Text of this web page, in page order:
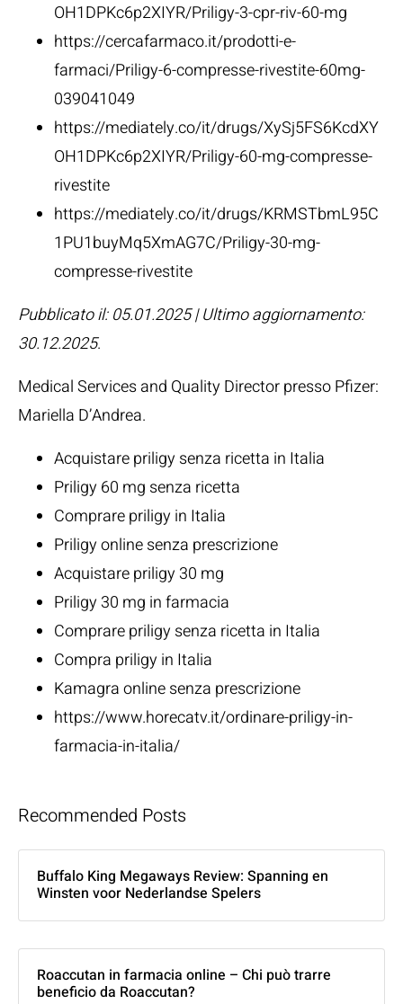
OH1DPKc6p2XIYR/Priligy-3-cpr-riv-60-mg
https://cercafarmaco.it/prodotti-e-
farmaci/Priligy-6-compresse-rivestite-60mg-
039041049
https://mediately.co/it/drugs/XySj5FS6KcdXY
OH1DPKc6p2XIYR/Priligy-60-mg-compresse-
rivestite
https://mediately.co/it/drugs/KRMSTbmL95C
1PU1buyMq5XmAG7C/Priligy-30-mg-
compresse-rivestite
Pubblicato il: 05.01.2025 | Ultimo aggiornamento:
30.12.2025.
Medical Services and Quality Director presso Pfizer:
Mariella D’Andrea.
Acquistare priligy senza ricetta in Italia
Priligy 60 mg senza ricetta
Comprare priligy in Italia
Priligy online senza prescrizione
Acquistare priligy 30 mg
Priligy 30 mg in farmacia
Comprare priligy senza ricetta in Italia
Compra priligy in Italia
Kamagra online senza prescrizione
https://www.horecatv.it/ordinare-priligy-in-
farmacia-in-italia/
Recommended Posts
Buffalo King Megaways Review: Spanning en
Winsten voor Nederlandse Spelers
Roaccutan in farmacia online – Chi può trarre
beneficio da Roaccutan?